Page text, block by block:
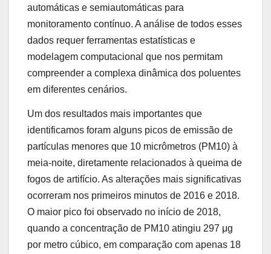
automáticas e semiautomáticas para
monitoramento contínuo. A análise de todos esses
dados requer ferramentas estatísticas e
modelagem computacional que nos permitam
compreender a complexa dinâmica dos poluentes
em diferentes cenários.
Um dos resultados mais importantes que
identificamos foram alguns picos de emissão de
partículas menores que 10 micrômetros (PM10) à
meia-noite, diretamente relacionados à queima de
fogos de artifício. As alterações mais significativas
ocorreram nos primeiros minutos de 2016 e 2018.
O maior pico foi observado no início de 2018,
quando a concentração de PM10 atingiu 297 μg
por metro cúbico, em comparação com apenas 18